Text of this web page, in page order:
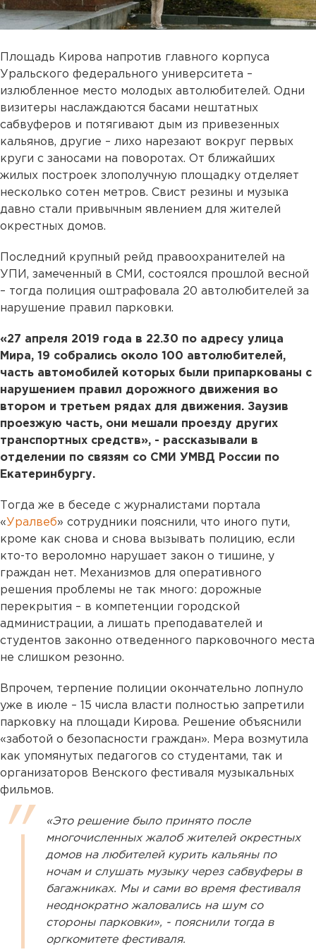
Площадь Кирова напротив главного корпуса
Уральского федерального университета –
излюбленное место молодых автолюбителей. Одни
визитеры наслаждаются басами нештатных
сабвуферов и потягивают дым из привезенных
кальянов, другие – лихо нарезают вокруг первых
круги с заносами на поворотах. От ближайших
жилых построек злополучную площадку отделяет
несколько сотен метров. Свист резины и музыка
давно стали привычным явлением для жителей
окрестных домов.
Последний крупный рейд правоохранителей на
УПИ, замеченный в СМИ, состоялся прошлой весной
– тогда полиция оштрафовала 20 автолюбителей за
нарушение правил парковки.
«27 апреля 2019 года в 22.30 по адресу улица
Мира, 19 собрались около 100 автолюбителей,
часть автомобилей которых были припаркованы с
нарушением правил дорожного движения во
втором и третьем рядах для движения. Заузив
проезжую часть, они мешали проезду других
транспортных средств», - рассказывали в
отделении по связям со СМИ УМВД России по
Екатеринбургу.
Тогда же в беседе с журналистами портала
«Уралвеб» сотрудники пояснили, что иного пути,
кроме как снова и снова вызывать полицию, если
кто-то вероломно нарушает закон о тишине, у
граждан нет. Механизмов для оперативного
решения проблемы не так много: дорожные
перекрытия – в компетенции городской
администрации, а лишать преподавателей и
студентов законно отведенного парковочного места
не слишком резонно.
Впрочем, терпение полиции окончательно лопнуло
уже в июле – 15 числа власти полностью запретили
парковку на площади Кирова. Решение объяснили
«заботой о безопасности граждан». Мера возмутила
как упомянутых педагогов со студентами, так и
организаторов Венского фестиваля музыкальных
фильмов.
«Это решение было принято после
многочисленных жалоб жителей окрестных
домов на любителей курить кальяны по
ночам и слушать музыку через сабвуферы в
багажниках. Мы и сами во время фестиваля
неоднократно жаловались на шум со
стороны парковки», - пояснили тогда в
оргкомитете фестиваля.